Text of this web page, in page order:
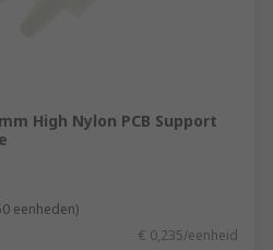
High Nylon PCB Support
eenheden)
€ 0,235/eenheid